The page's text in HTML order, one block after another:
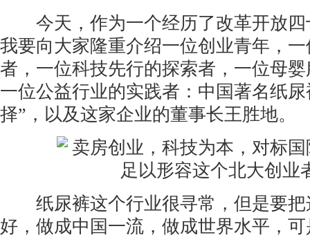
今天，作为一个经历了改革开放四
我要向大家隆重介绍一位创业青年，
者，一位科技先行的探索者，一位母
一位公益行业的实践者：中国著名纸
择”，以及这家企业的董事长王胜地。
纸尿裤这个行业很寻常，但是要把
好，做成中国一流，做成世界水平，